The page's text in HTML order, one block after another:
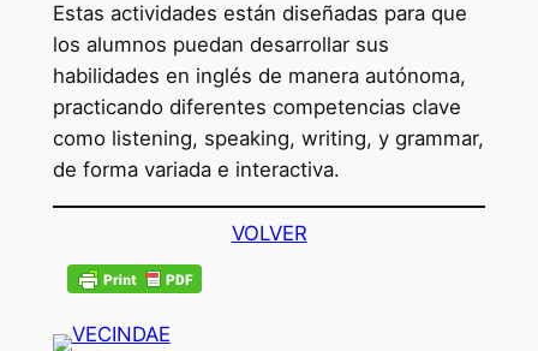
Estas actividades están diseñadas para que
los alumnos puedan desarrollar sus
habilidades en inglés de manera autónoma,
practicando diferentes competencias clave
como listening, speaking, writing, y grammar,
de forma variada e interactiva.
VOLVER